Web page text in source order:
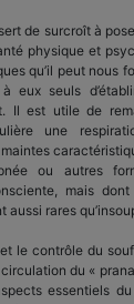
de surcroît à
physique et
qu’il peut nous
eux seuls
Il est utile de
une
ou autres
mais dont
aussi rares
le contrôle du
du «
essentiels